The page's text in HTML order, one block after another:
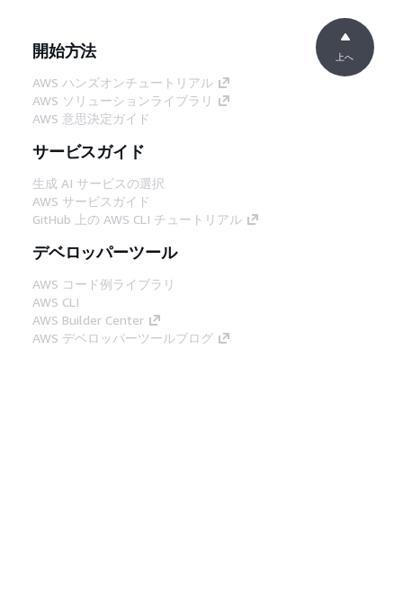
開始方法
AWS ハンズオンチュートリアル
AWS ソリューションライブラリ
AWS 意思決定ガイド
サービスガイド
生成 AI サービスの選択
AWS サービスガイド
GitHub 上の AWS CLI チュートリアル
デベロッパーツール
AWS コード例ライブラリ
AWS CLI
AWS Builder Center
AWS デベロッパーツールブログ
上へ